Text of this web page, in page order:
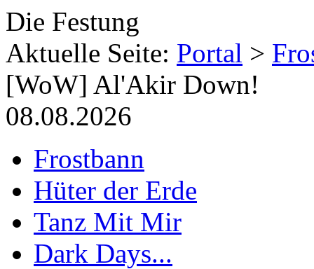
Die Festung
Aktuelle Seite: Portal >
[WoW] Al'Akir Down!
08.08.2026
Frostbann
Hüter der Erde
Tanz Mit Mir
Dark Days...